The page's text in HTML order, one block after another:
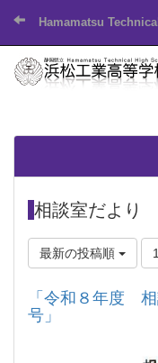
Hamamatsu
相談室だより
最新の投稿順
「令和８年度
号」